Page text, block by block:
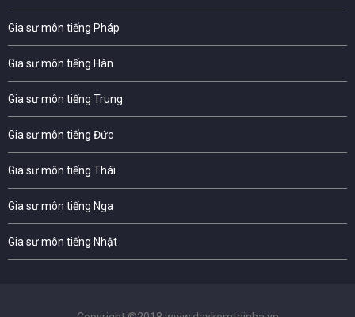
Gia sư môn tiếng Pháp
Gia sư môn tiếng Hàn
Gia sư môn tiếng Trung
Gia sư môn tiếng Đức
Gia sư môn tiếng Thái
Gia sư môn tiếng Nga
Gia sư môn tiếng Nhật